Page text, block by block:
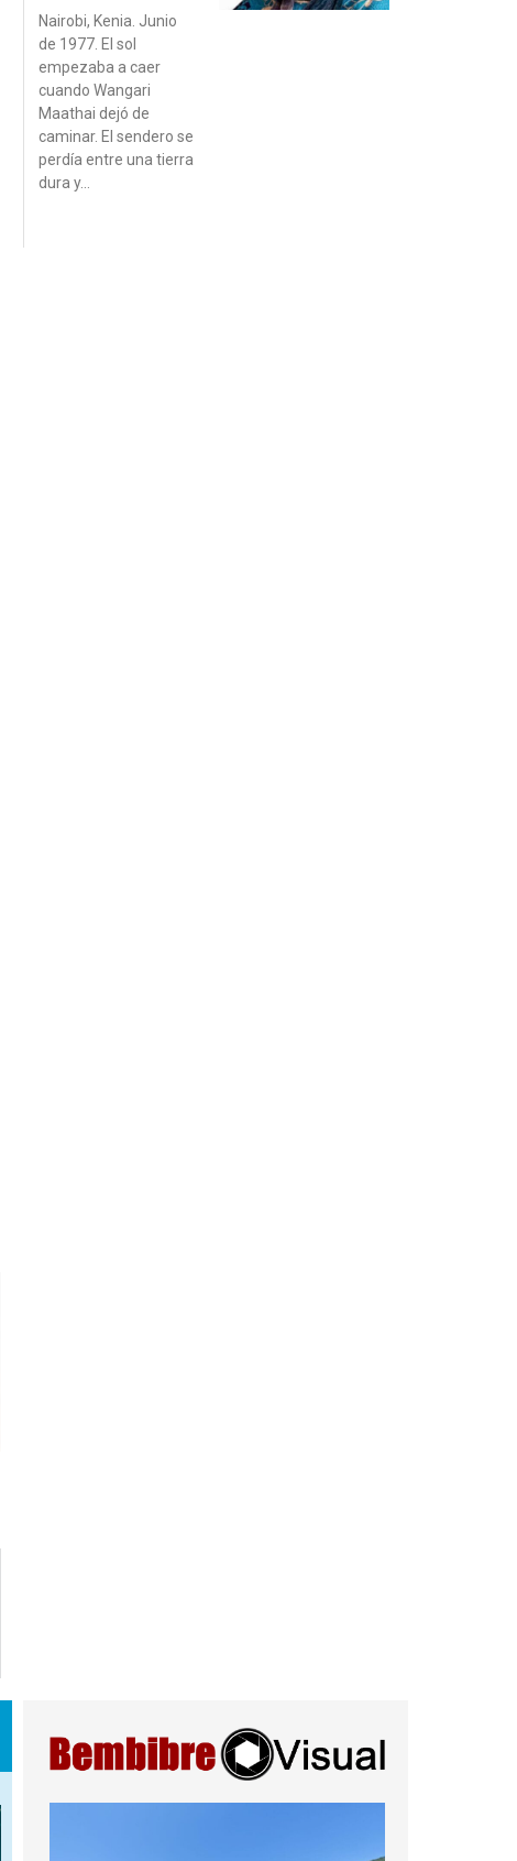
Nairobi, Kenia. Junio
de 1977. El sol
empezaba a caer
cuando Wangari
Maathai dejó de
caminar. El sendero se
perdía entre una tierra
dura y…